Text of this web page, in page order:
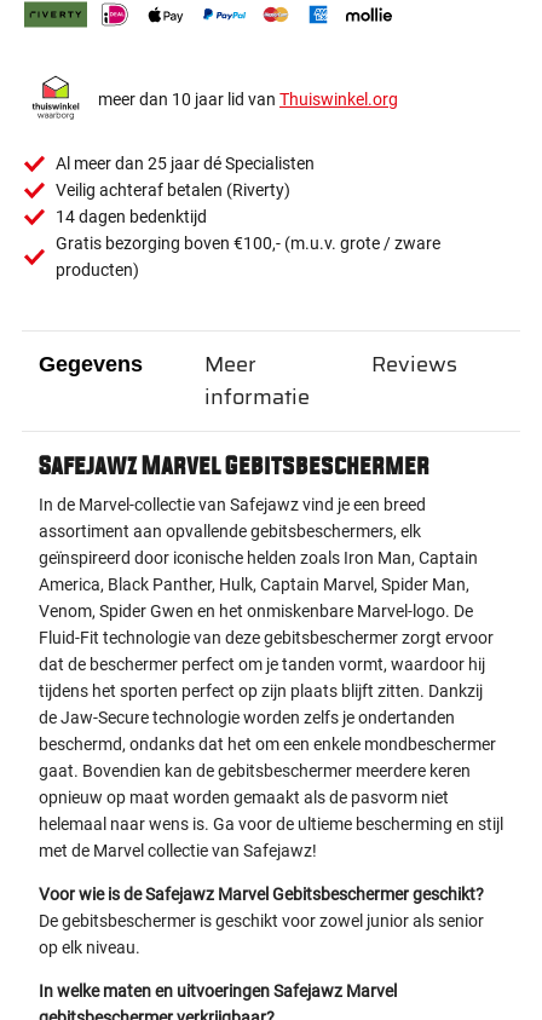
meer dan 10 jaar lid van Thuiswinkel.org
Al meer dan 25 jaar dé Specialisten
Veilig achteraf betalen (Riverty)
14 dagen bedenktijd
Gratis bezorging boven €100,- (m.u.v. grote / zware
producten)
Gegevens
Safejawz Marvel Gebitsbeschermer
In de Marvel-collectie van Safejawz vind je een breed
assortiment aan opvallende gebitsbeschermers, elk
geïnspireerd door iconische helden zoals Iron Man, Captain
America, Black Panther, Hulk, Captain Marvel, Spider Man,
Venom, Spider Gwen en het onmiskenbare Marvel-logo. De
Fluid-Fit technologie van deze gebitsbeschermer zorgt ervoor
dat de beschermer perfect om je tanden vormt, waardoor hij
tijdens het sporten perfect op zijn plaats blijft zitten. Dankzij
de Jaw-Secure technologie worden zelfs je ondertanden
beschermd, ondanks dat het om een enkele mondbeschermer
gaat. Bovendien kan de gebitsbeschermer meerdere keren
opnieuw op maat worden gemaakt als de pasvorm niet
helemaal naar wens is. Ga voor de ultieme bescherming en stijl
met de Marvel collectie van Safejawz!
Voor wie is de Safejawz Marvel Gebitsbeschermer geschikt?
De gebitsbeschermer is geschikt voor zowel junior als senior
op elk niveau.
In welke maten en uitvoeringen Safejawz Marvel
Meer
informatie
Reviews